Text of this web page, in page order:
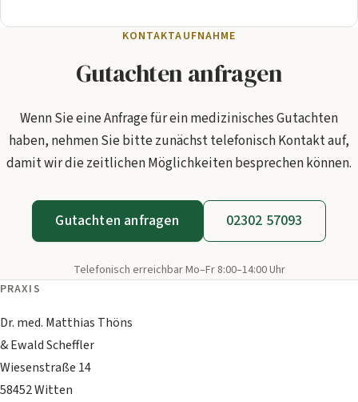
KONTAKTAUFNAHME
Gutachten anfragen
Wenn Sie eine Anfrage für ein medizinisches Gutachten
haben, nehmen Sie bitte zunächst telefonisch Kontakt auf,
damit wir die zeitlichen Möglichkeiten besprechen können.
Gutachten anfragen 02302 57093
Telefonisch erreichbar Mo–Fr 8:00–14:00 Uhr
PRAXIS
Dr. med. Matthias Thöns
& Ewald Scheffler
Wiesenstraße 14
58452 Witten